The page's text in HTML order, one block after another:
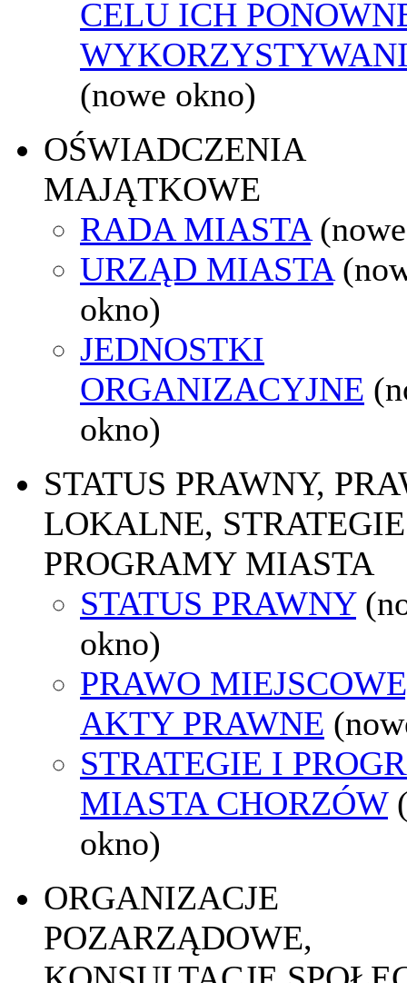
CELU ICH
(nowe okno)
OŚWIADCZENIA
MAJĄTKOWE
RADA MIASTA
URZĄD MIASTA
okno)
JEDNOSTKI
ORGANIZACYJNE
okno)
STATUS PRAWNY,
LOKALNE,
PROGRAMY MIASTA
STATUS PRAWNY
okno)
PRAWO
AKTY PRAWNE
STRATEGIE I
MIASTA CHORZÓW
okno)
ORGANIZACJE
POZARZĄDOWE,